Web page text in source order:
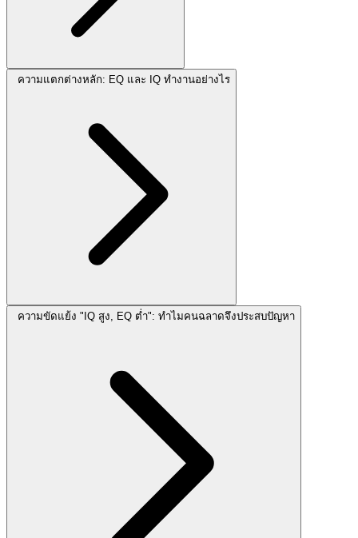
ความแตกต่างหลัก: EQ และ IQ ทำงานอย่างไร
ความขัดแย้ง "IQ สูง, EQ ต่ำ": ทำไมคนฉลาดจึงประสบปัญหา